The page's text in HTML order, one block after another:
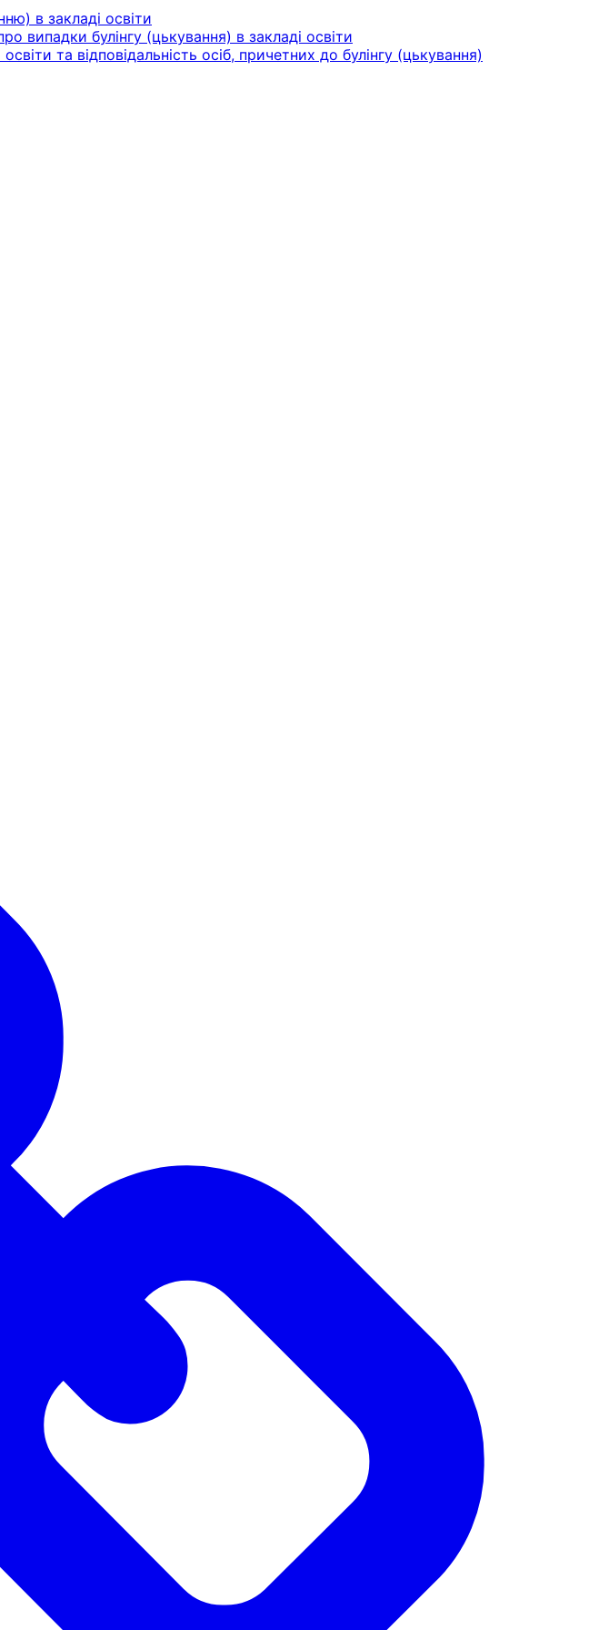
в закладі освіти
випадки булінгу (цькування) в закладі освіти
та відповідальність осіб, причетних до булінгу (цькування)